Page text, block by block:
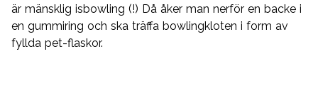
är mänsklig isbowling (!) Då åker man nerför en backe i
en gummiring och ska träffa bowlingkloten i form av
fyllda pet-flaskor.